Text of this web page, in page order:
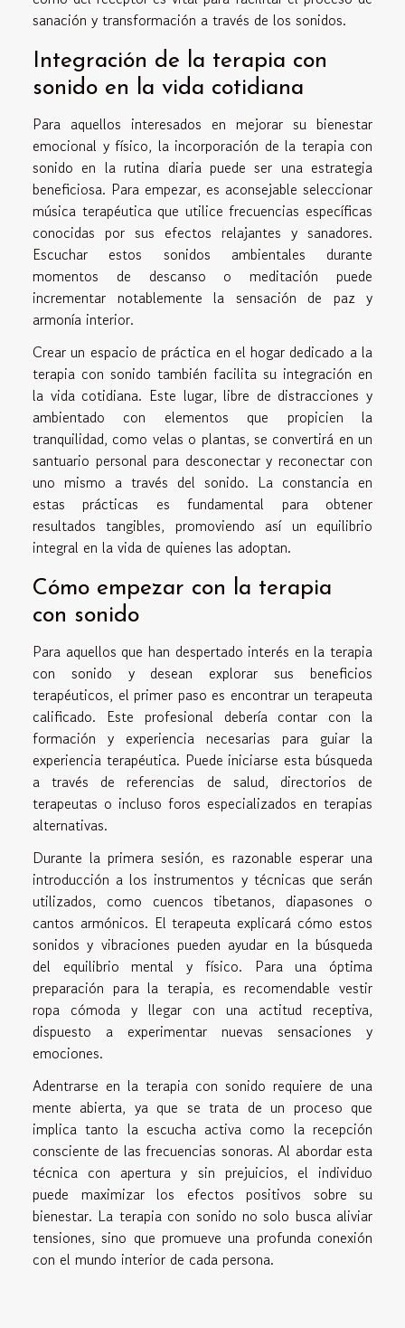
sanación y transformación a través de los sonidos.
Integración de la terapia con
sonido en la vida cotidiana
Para aquellos interesados en mejorar su bienestar
emocional y físico, la incorporación de la terapia con
sonido en la rutina diaria puede ser una estrategia
beneficiosa. Para empezar, es aconsejable seleccionar
música terapéutica que utilice frecuencias específicas
conocidas por sus efectos relajantes y sanadores.
Escuchar estos sonidos ambientales durante
momentos de descanso o meditación puede
incrementar notablemente la sensación de paz y
armonía interior.
Crear un espacio de práctica en el hogar dedicado a la
terapia con sonido también facilita su integración en
la vida cotidiana. Este lugar, libre de distracciones y
ambientado con elementos que propicien la
tranquilidad, como velas o plantas, se convertirá en un
santuario personal para desconectar y reconectar con
uno mismo a través del sonido. La constancia en
estas prácticas es fundamental para obtener
resultados tangibles, promoviendo así un equilibrio
integral en la vida de quienes las adoptan.
Cómo empezar con la terapia
con sonido
Para aquellos que han despertado interés en la terapia
con sonido y desean explorar sus beneficios
terapéuticos, el primer paso es encontrar un terapeuta
calificado. Este profesional debería contar con la
formación y experiencia necesarias para guiar la
experiencia terapéutica. Puede iniciarse esta búsqueda
a través de referencias de salud, directorios de
terapeutas o incluso foros especializados en terapias
alternativas.
Durante la primera sesión, es razonable esperar una
introducción a los instrumentos y técnicas que serán
utilizados, como cuencos tibetanos, diapasones o
cantos armónicos. El terapeuta explicará cómo estos
sonidos y vibraciones pueden ayudar en la búsqueda
del equilibrio mental y físico. Para una óptima
preparación para la terapia, es recomendable vestir
ropa cómoda y llegar con una actitud receptiva,
dispuesto a experimentar nuevas sensaciones y
emociones.
Adentrarse en la terapia con sonido requiere de una
mente abierta, ya que se trata de un proceso que
implica tanto la escucha activa como la recepción
consciente de las frecuencias sonoras. Al abordar esta
técnica con apertura y sin prejuicios, el individuo
puede maximizar los efectos positivos sobre su
bienestar. La terapia con sonido no solo busca aliviar
tensiones, sino que promueve una profunda conexión
con el mundo interior de cada persona.